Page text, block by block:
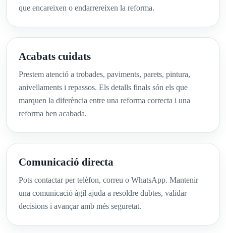
que encareixen o endarrereixen la reforma.
Acabats cuidats
Prestem atenció a trobades, paviments, parets, pintura,
anivellaments i repassos. Els detalls finals són els que
marquen la diferència entre una reforma correcta i una
reforma ben acabada.
Comunicació directa
Pots contactar per telèfon, correu o WhatsApp. Mantenir
una comunicació àgil ajuda a resoldre dubtes, validar
decisions i avançar amb més seguretat.